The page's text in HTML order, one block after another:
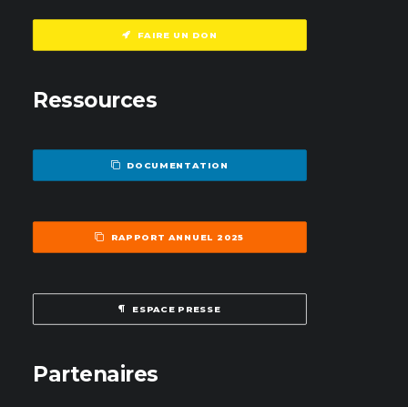
FAIRE UN DON
Ressources
DOCUMENTATION
RAPPORT ANNUEL 2025
ESPACE PRESSE
Partenaires